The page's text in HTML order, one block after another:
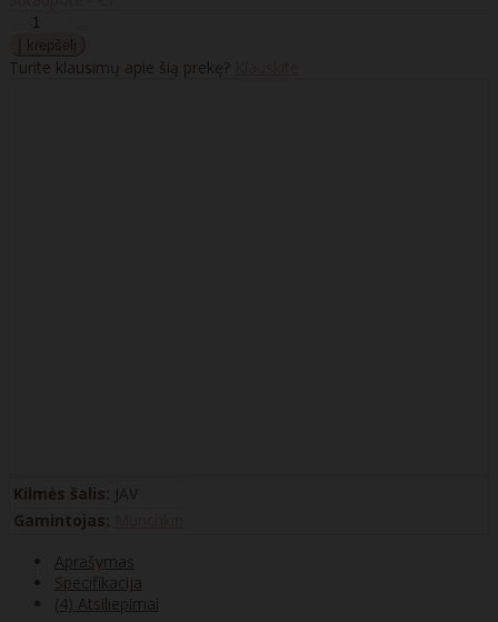
Turite klausimų apie šią prekę?
Kilmės šalis: JAV
Gamintojas:
Aprašymas
Specifikacija
(4) Atsiliepimai